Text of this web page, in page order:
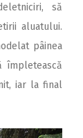
să
aluatului.
pâinea
împletească
iar la final